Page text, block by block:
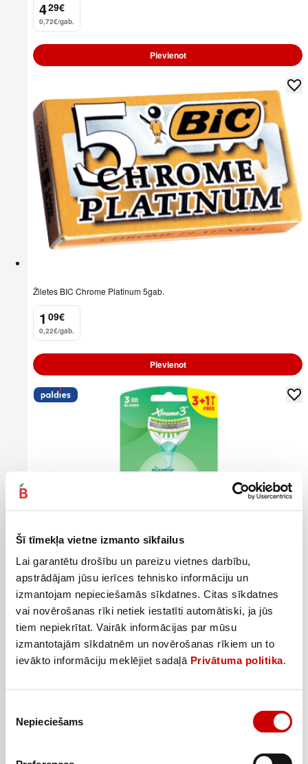
Šī tīmekļa vietne izmanto sīkfailus
Lai garantētu drošību un pareizu vietnes darbību,
apstrādājam jūsu ierīces tehnisko informāciju un
izmantojam nepieciešamās sīkdatnes. Citas sīkdatnes
vai novērošanas rīki netiek iestatīti automātiski, ja jūs
tiem nepiekrītat. Vairāk informācijas par mūsu
izmantotajām sīkdatnēm un novērošanas rīkiem un to
ievākto informāciju meklējiet sadaļā Privātuma politika.
izvēle
Nepieciešams
4
. 29€
0,72€/gab.
Pievienot
Žiletes BIC Chrome Platinum 5gab.
1
. 09€
0,22€/gab.
Pievienot
Vienr.skuv.WILKINSON Sword Xtreme3 3+1gb
3
. 49€
0,87€/gab.
5
. 99€
1,5€/gab.